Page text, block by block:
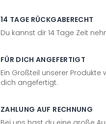
14 TAGE RÜCKGABERECHT
Du kannst dir 14 Tage Zeit
FÜR DICH ANGEFERTIGT
Ein Großteil unserer
dich angefertigt.
ZAHLUNG AUF RECHNUNG